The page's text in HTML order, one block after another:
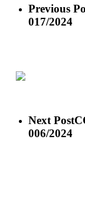
Previous
017/2024
Next Post
006/2024